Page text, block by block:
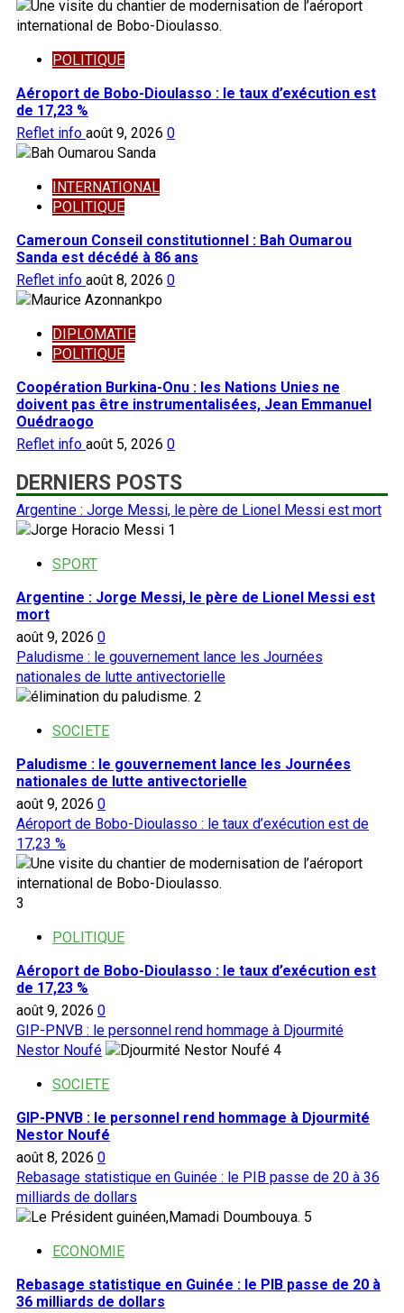
POLITIQUE
Aéroport de Bobo-Dioulasso : le taux d’exécution est
de 17,23 %
Reflet info août 9, 2026 0
INTERNATIONAL
POLITIQUE
Cameroun Conseil constitutionnel : Bah Oumarou
Sanda est décédé à 86 ans
Reflet info août 8, 2026 0
DIPLOMATIE
POLITIQUE
Coopération Burkina-Onu : les Nations Unies ne
doivent pas être instrumentalisées, Jean Emmanuel
Ouédraogo
Reflet info août 5, 2026 0
DERNIERS POSTS
Argentine : Jorge Messi, le père de Lionel Messi est mort
1
SPORT
Argentine : Jorge Messi, le père de Lionel Messi est
mort
août 9, 2026 0
Paludisme : le gouvernement lance les Journées
nationales de lutte antivectorielle
2
SOCIETE
Paludisme : le gouvernement lance les Journées
nationales de lutte antivectorielle
août 9, 2026 0
Aéroport de Bobo-Dioulasso : le taux d’exécution est de
17,23 %
3
POLITIQUE
Aéroport de Bobo-Dioulasso : le taux d’exécution est
de 17,23 %
août 9, 2026 0
GIP-PNVB : le personnel rend hommage à Djourmité
Nestor Noufé
4
SOCIETE
GIP-PNVB : le personnel rend hommage à Djourmité
Nestor Noufé
août 8, 2026 0
Rebasage statistique en Guinée : le PIB passe de 20 à 36
milliards de dollars
5
ECONOMIE
Rebasage statistique en Guinée : le PIB passe de 20 à
36 milliards de dollars